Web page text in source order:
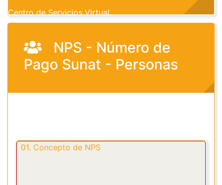
NPS - Número de
Pago Sunat - Personas
01. Concepto de NPS
Centro de Servicios Virtual